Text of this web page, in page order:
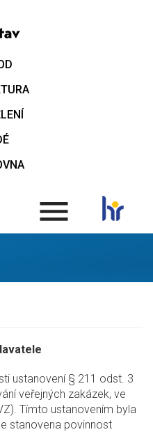
.
ustanovení § 211 odst. 3
veřejných zakázek, ve
Tímto ustanovením byla
stanovena povinnost